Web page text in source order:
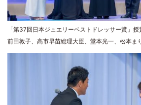
「第37回日本ジュエリーベストドレッサー賞」授
前田敦子、高市早苗総理大臣、堂本光一、松本ま